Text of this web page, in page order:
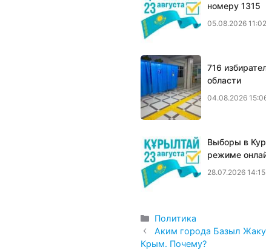
номеру 1315
05.08.2026 11:02
716
области
04.08.2026
Выборы в
режиме
28.07.2026 14:15
Рубрики
Политика
Аким города Базыл
Крым. Почему?